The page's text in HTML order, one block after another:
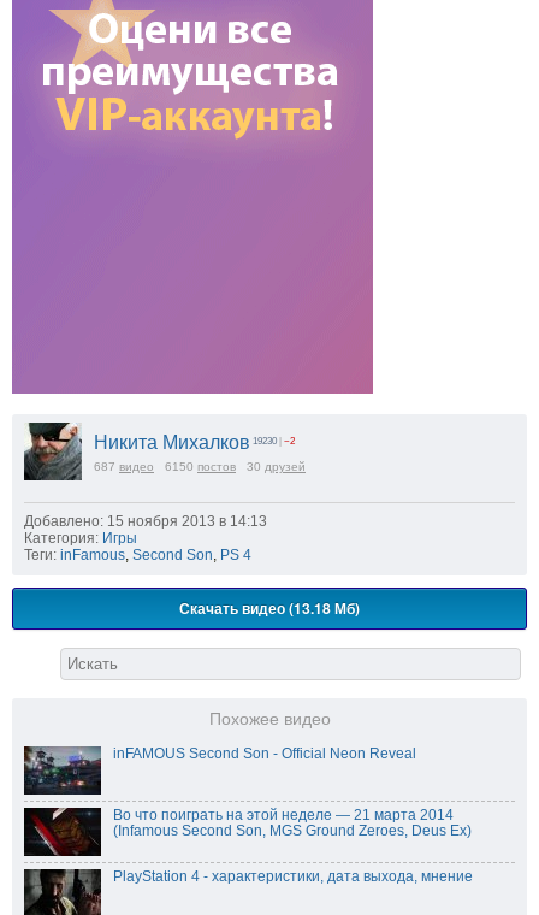
Никита Михалков 19230 −2
687 видео 6150 постов 30 друзей
Добавлено: 15 ноября 2013 в 14:13
Категория: Игры
Теги: inFamous, Second Son, PS 4
Скачать видео (13.18 Мб)
Похожее видео
inFAMOUS Second Son - Official Neon Reveal
Во что поиграть на этой неделе — 21 марта 2014
(Infamous Second Son, MGS Ground Zeroes, Deus Ex)
PlayStation 4 - характеристики, дата выхода, мнение